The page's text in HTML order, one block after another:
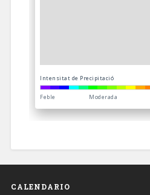
CALENDARIO